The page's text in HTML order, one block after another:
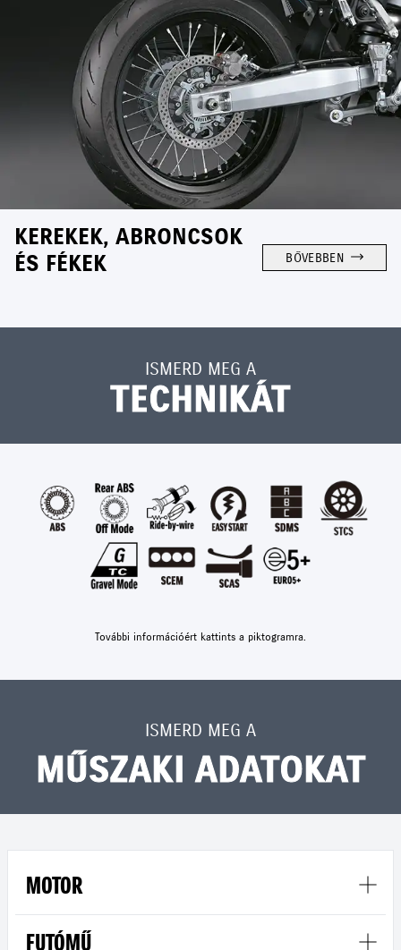
KEREKEK, ABRONCSOK
ÉS FÉKEK
BŐVEBBEN
ISMERD MEG A
TECHNIKÁT
További információért kattints a piktogramra.
ISMERD MEG A
MŰSZAKI ADATOKAT
MOTOR
FUTÓMŰ